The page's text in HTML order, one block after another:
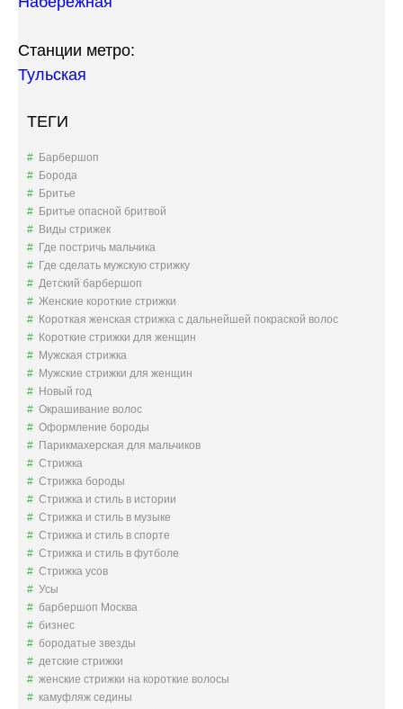
Станции метро:
Тульская
ТЕГИ
Барбершоп
Борода
Бритье
Бритье опасной бритвой
Виды стрижек
Где постричь мальчика
Где сделать мужскую стрижку
Детский барбершоп
Женские короткие стрижки
Короткая женская стрижка с дальнейшей покраской волос
Короткие стрижки для женщин
Мужская стрижка
Мужские стрижки для женщин
Новый год
Окрашивание волос
Оформление бороды
Парикмахерская для мальчиков
Стрижка
Стрижка бороды
Стрижка и стиль в истории
Стрижка и стиль в музыке
Стрижка и стиль в спорте
Стрижка и стиль в футболе
Стрижка усов
Усы
барбершоп Москва
бизнес
бородатые звезды
детские стрижки
женские стрижки на короткие волосы
камуфляж седины